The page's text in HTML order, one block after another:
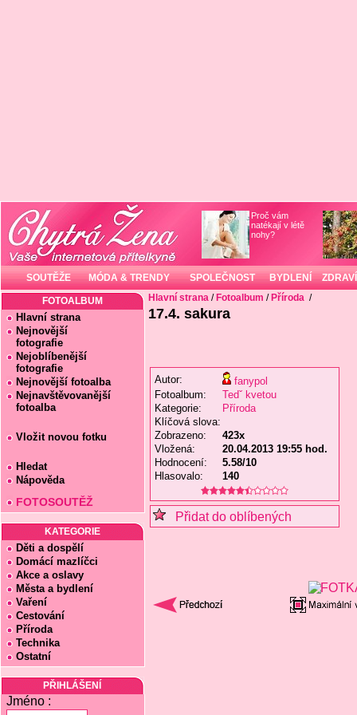
Proč vám
natékají v létě
nohy?
SOUTĚŽE MÓDA & TRENDY SPOLEČNOST BYDLENÍ ZDRAVÍ
FOTOALBUM
Hlavní strana
Nejnovější
fotografie
Nejoblíbenější
fotografie
Nejnovější fotoalba
Nejnavštěvovanější
fotoalba
Vložit novou fotku
Hledat
Nápověda
FOTOSOUTĚŽ
KATEGORIE
Děti a dospělí
Domácí mazlíčci
Akce a oslavy
Města a bydlení
Vaření
Cestování
Příroda
Technika
Ostatní
PŘIHLÁŠENÍ
Jméno :
Hlavní strana / Fotoalbum / Příroda /
17.4. sakura
Autor:
fanypol
Fotoalbum:
Tedˇ kvetou
Kategorie:
Příroda
Klíčová slova:
Zobrazeno:
423x
Vložená:
20.04.2013 19:55 hod.
Hodnocení:
5.58/10
Hlasovalo:
140
Přidat do oblíbených